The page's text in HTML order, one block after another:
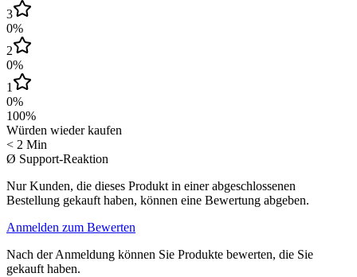
3
0%
2
0%
1
0%
100%
Würden wieder kaufen
< 2 Min
Ø Support-Reaktion
Nur Kunden, die dieses Produkt in einer abgeschlossenen
Bestellung gekauft haben, können eine Bewertung abgeben.
Anmelden zum Bewerten
Nach der Anmeldung können Sie Produkte bewerten, die Sie
gekauft haben.